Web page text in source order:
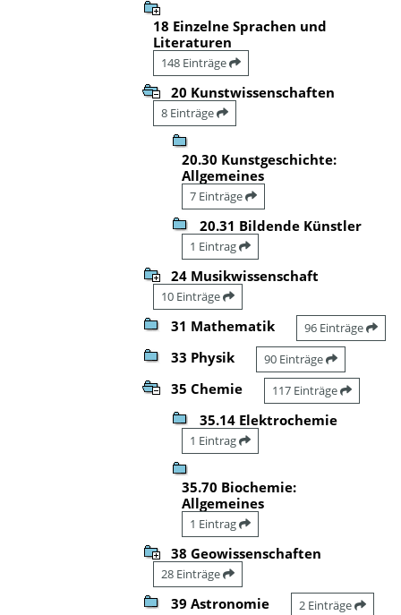
18 Einzelne Sprachen und
Literaturen
148 Einträge
20 Kunstwissenschaften
8 Einträge
20.30 Kunstgeschichte:
Allgemeines
7 Einträge
20.31 Bildende Künstler
1 Eintrag
24 Musikwissenschaft
10 Einträge
31 Mathematik 96 Einträge
33 Physik 90 Einträge
35 Chemie 117 Einträge
35.14 Elektrochemie
1 Eintrag
35.70 Biochemie:
Allgemeines
1 Eintrag
38 Geowissenschaften
28 Einträge
39 Astronomie 2 Einträge